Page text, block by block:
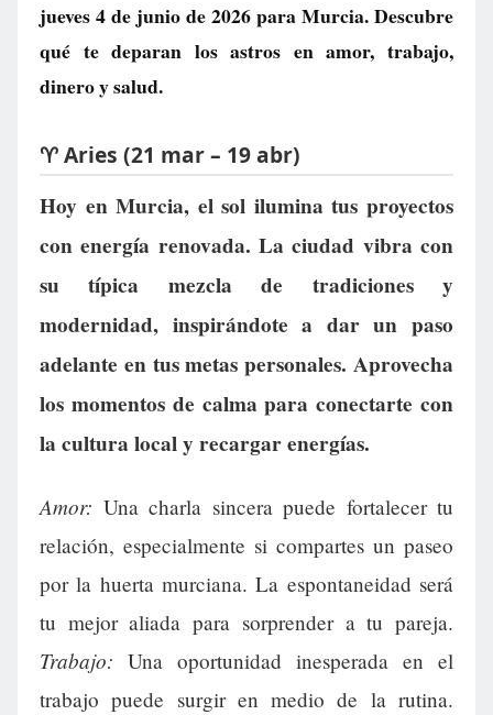
jueves 4 de junio de 2026 para Murcia. Descubre
qué te deparan los astros en amor, trabajo,
dinero y salud.
♈ Aries (21 mar – 19 abr)
Hoy en Murcia, el sol ilumina tus proyectos
con energía renovada. La ciudad vibra con
su típica mezcla de tradiciones y
modernidad, inspirándote a dar un paso
adelante en tus metas personales. Aprovecha
los momentos de calma para conectarte con
la cultura local y recargar energías.
Amor: Una charla sincera puede fortalecer tu
relación, especialmente si compartes un paseo
por la huerta murciana. La espontaneidad será
tu mejor aliada para sorprender a tu pareja.
Trabajo: Una oportunidad inesperada en el
trabajo puede surgir en medio de la rutina.